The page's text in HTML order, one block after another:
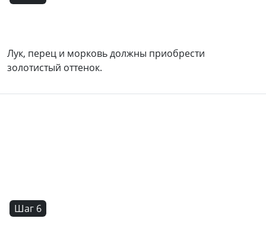
Лук, перец и морковь должны приобрести
золотистый оттенок.
Шаг 6